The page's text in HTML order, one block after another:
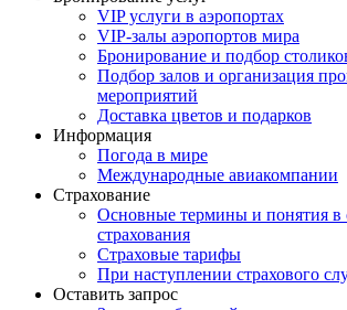
VIP услуги в аэропортах
VIP-залы аэропортов мира
Бронирование и подбор
Подбор залов и организация
мероприятий
Доставка цветов и подарков
Информация
Погода в мире
Международные авиакомпании
Страхование
Основные термины и понятия в
страхования
Страховые тарифы
При наступлении страхового
Оставить запрос